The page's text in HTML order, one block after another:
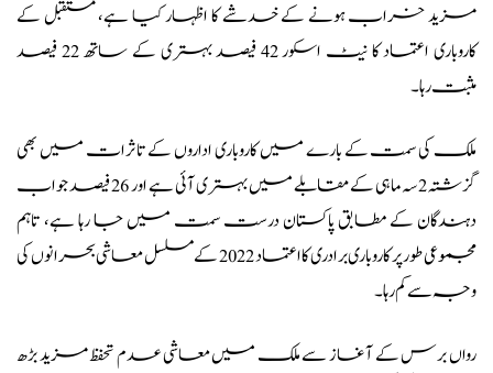
مزید خراب ہونے کے خدشے کا اظہار کیا ہے، مستقبل کے
کاروباری اعتماد کا نیٹ اسکور 42 فیصد بہتری کے ساتھ 22 فیصد
مثبت رہا۔
ملک کی سمت کے بارے میں کاروباری اداروں کے تاثرات میں بھی
گزشتہ 2 سہ ماہی کے مقابلے میں بہتری آئی ہے اور 26 فیصد جواب
دہندگان کے مطابق پاکستان درست سمت میں جا رہا ہے، تاہم
مجموعی طور پر کاروباری برادری کا اعتماد 2022 کے مسلسل معاشی بحرانوں کی
وجہ سے کم رہا۔
رواں برس کے آغاز سے ملک میں معاشی عدم تحفظ مزید بڑھ